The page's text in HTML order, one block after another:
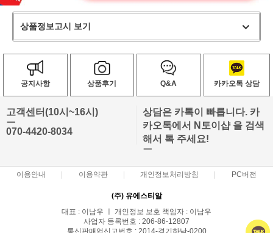
상품정보고시 보기
공지사항 상품후기 Q&A 카카오톡 상담
고객센터(10시~16시)
ㅡ
070-4420-8034
상담은 카톡이 빠릅니다. 카
카오톡에서 N토이샵 을 검색
해서 톡 주세요!
ㅡ
이용안내 이용약관 개인정보처리방침 PC버전
(주) 유에스티알
대표 : 이남우 ㅣ 개인정보 보호 책임자 : 이남우
사업자 등록번호 : 206-86-12807
통신판매업신고번호 : 2014-경기하남-0200